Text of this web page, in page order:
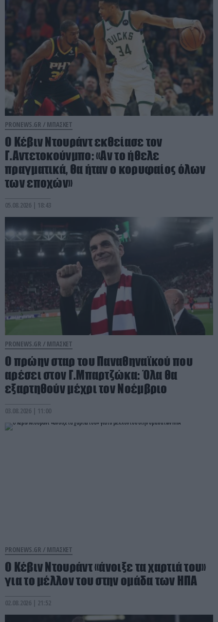
PRONEWS.GR / ΜΠΑΣΚΕΤ
Ο Κέβιν Ντουράντ εκθείασε τον
Γ.Αντετοκούνμπο: «Αν το ήθελε
πραγματικά, θα ήταν ο κορυφαίος όλων
των εποχών»
05.08.2026 | 18:43
PRONEWS.GR / ΜΠΑΣΚΕΤ
Ο πρώην σταρ του Παναθηναϊκού που
αρέσει στον Γ.Μπαρτζώκα: Όλα θα
εξαρτηθούν μέχρι τον Νοέμβριο
03.08.2026 | 11:00
PRONEWS.GR / ΜΠΑΣΚΕΤ
Ο Κέβιν Ντουράντ «άνοιξε τα χαρτιά του»
για το μέλλον του στην ομάδα των ΗΠΑ
02.08.2026 | 21:52